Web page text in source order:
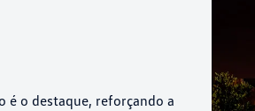
é o destaque, reforçando a